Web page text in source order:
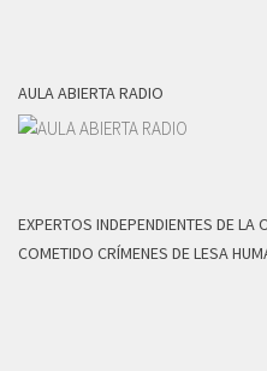
AULA ABIERTA RADIO
EXPERTOS INDEPENDIENTES DE LA
COMETIDO CRÍMENES DE LESA